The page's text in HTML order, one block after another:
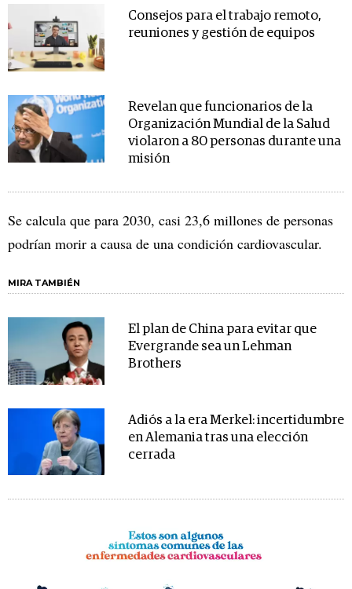
Consejos para el trabajo remoto,
reuniones y gestión de equipos
Revelan que funcionarios de la
Organización Mundial de la Salud
violaron a 80 personas durante una
misión
Se calcula que para 2030, casi 23,6 millones de personas
podrían morir a causa de una condición cardiovascular.
MIRA TAMBIÉN
El plan de China para evitar que
Evergrande sea un Lehman
Brothers
Adiós a la era Merkel: incertidumbre
en Alemania tras una elección
cerrada